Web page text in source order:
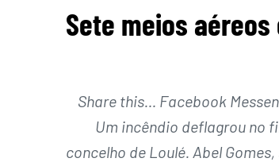
Sete meios
Share this… Facebook
Um incêndio deflagrou no
concelho de Loulé. Abel